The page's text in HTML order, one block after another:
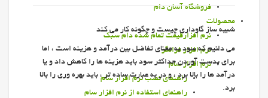
فروشگاه آسان دام
محصولات
نرم افزارقیمت تمام شده دام سبک
نرم افزار فرانگر
نرم افزار سام
راهنمای نصب نرم افزار سام
راهنمای استفاده از نرم افزار سام
شبیه ساز گاوداری چیست و چگونه کار می کند
می دانیم كه سود به معناي تفاضل بين درآمد و هزينه است ، اما
براي بدست آوردن حداکثر سود بايد هزينه ها را كاهش داد و يا
درآمد ها را بالا برد ، و در به عبارت ساده تر ، بايد بهره وری را بالا
برد.